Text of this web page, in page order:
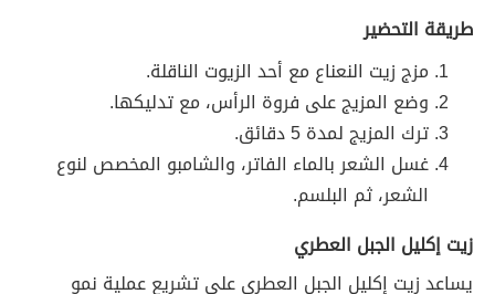
طريقة التحضير
مزج زيت النعناع مع أحد الزيوت الناقلة.
وضع المزيج على فروة الرأس، مع تدليكها.
ترك المزيج لمدة 5 دقائق.
غسل الشعر بالماء الفاتر، والشامبو المخصص لنوع
الشعر، ثم البلسم.
زيت إكليل الجبل العطري
يساعد زيت إكليل الجبل العطري على تشريع عملية نمو